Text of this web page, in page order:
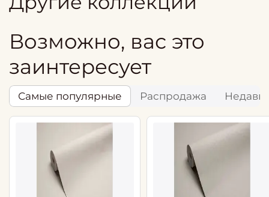
Возможно, вас это
заинтересует
Самые популярные Распродажа